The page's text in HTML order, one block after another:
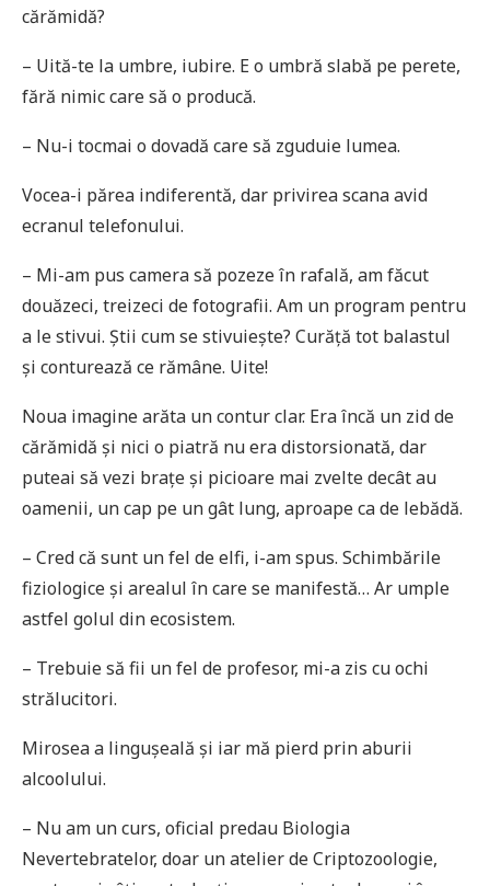
cărămidă?
– Uită-te la umbre, iubire. E o umbră slabă pe perete,
fără nimic care să o producă.
– Nu-i tocmai o dovadă care să zguduie lumea.
Vocea-i părea indiferentă, dar privirea scana avid
ecranul telefonului.
– Mi-am pus camera să pozeze în rafală, am făcut
douăzeci, treizeci de fotografii. Am un program pentru
a le stivui. Știi cum se stivuiește? Curăță tot balastul
și conturează ce rămâne. Uite!
Noua imagine arăta un contur clar. Era încă un zid de
cărămidă și nici o piatră nu era distorsionată, dar
puteai să vezi brațe și picioare mai zvelte decât au
oamenii, un cap pe un gât lung, aproape ca de lebădă.
– Cred că sunt un fel de elfi, i-am spus. Schimbările
fiziologice și arealul în care se manifestă… Ar umple
astfel golul din ecosistem.
– Trebuie să fii un fel de profesor, mi-a zis cu ochi
strălucitori.
Mirosea a linguşeală și iar mă pierd prin aburii
alcoolului.
– Nu am un curs, oficial predau Biologia
Nevertebratelor, doar un atelier de Criptozoologie,